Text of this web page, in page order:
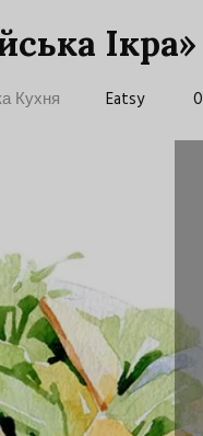
Ікра»
Кухня Eatsy 0